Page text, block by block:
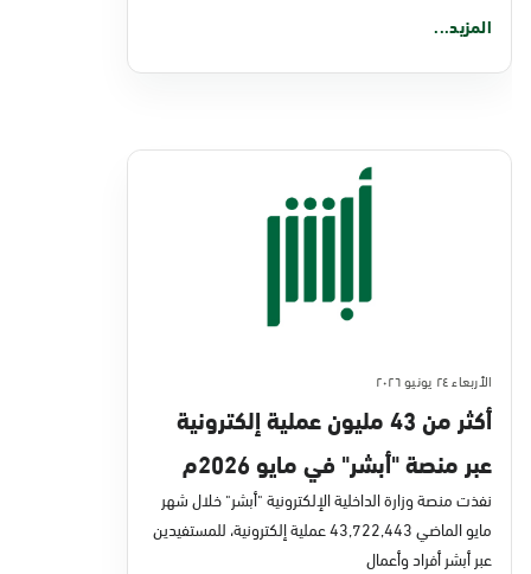
المزيد...
الأربعاء ٢٤ يونيو ٢٠٢٦
أكثر من 43 مليون عملية إلكترونية
عبر منصة "أبشر" في مايو 2026م
نفذت منصة وزارة الداخلية الإلكترونية "أبشر" خلال شهر
مايو الماضي 43,722,443 عملية إلكترونية، للمستفيدين
عبر أبشر أفراد وأعمال